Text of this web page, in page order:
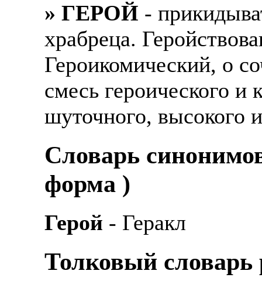
» ГЕРОЙ -
храбреца.
Героикомический, о
смесь героического и
шуточного, высокого
Cловарь
форма )
Герой - Геракл
Толковый словарь